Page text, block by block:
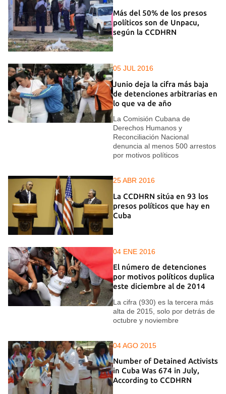
Más del 50% de los presos
políticos son de Unpacu,
según la CCDHRN
05 JUL 2016
Junio deja la cifra más baja
de detenciones arbitrarias en
lo que va de año
La Comisión Cubana de
Derechos Humanos y
Reconciliación Nacional
denuncia al menos 500 arrestos
por motivos políticos
25 ABR 2016
La CCDHRN sitúa en 93 los
presos políticos que hay en
Cuba
04 ENE 2016
El número de detenciones
por motivos políticos duplica
este diciembre al de 2014
La cifra (930) es la tercera más
alta de 2015, solo por detrás de
octubre y noviembre
04 AGO 2015
Number of Detained Activists
in Cuba Was 674 in July,
According to CCDHRN